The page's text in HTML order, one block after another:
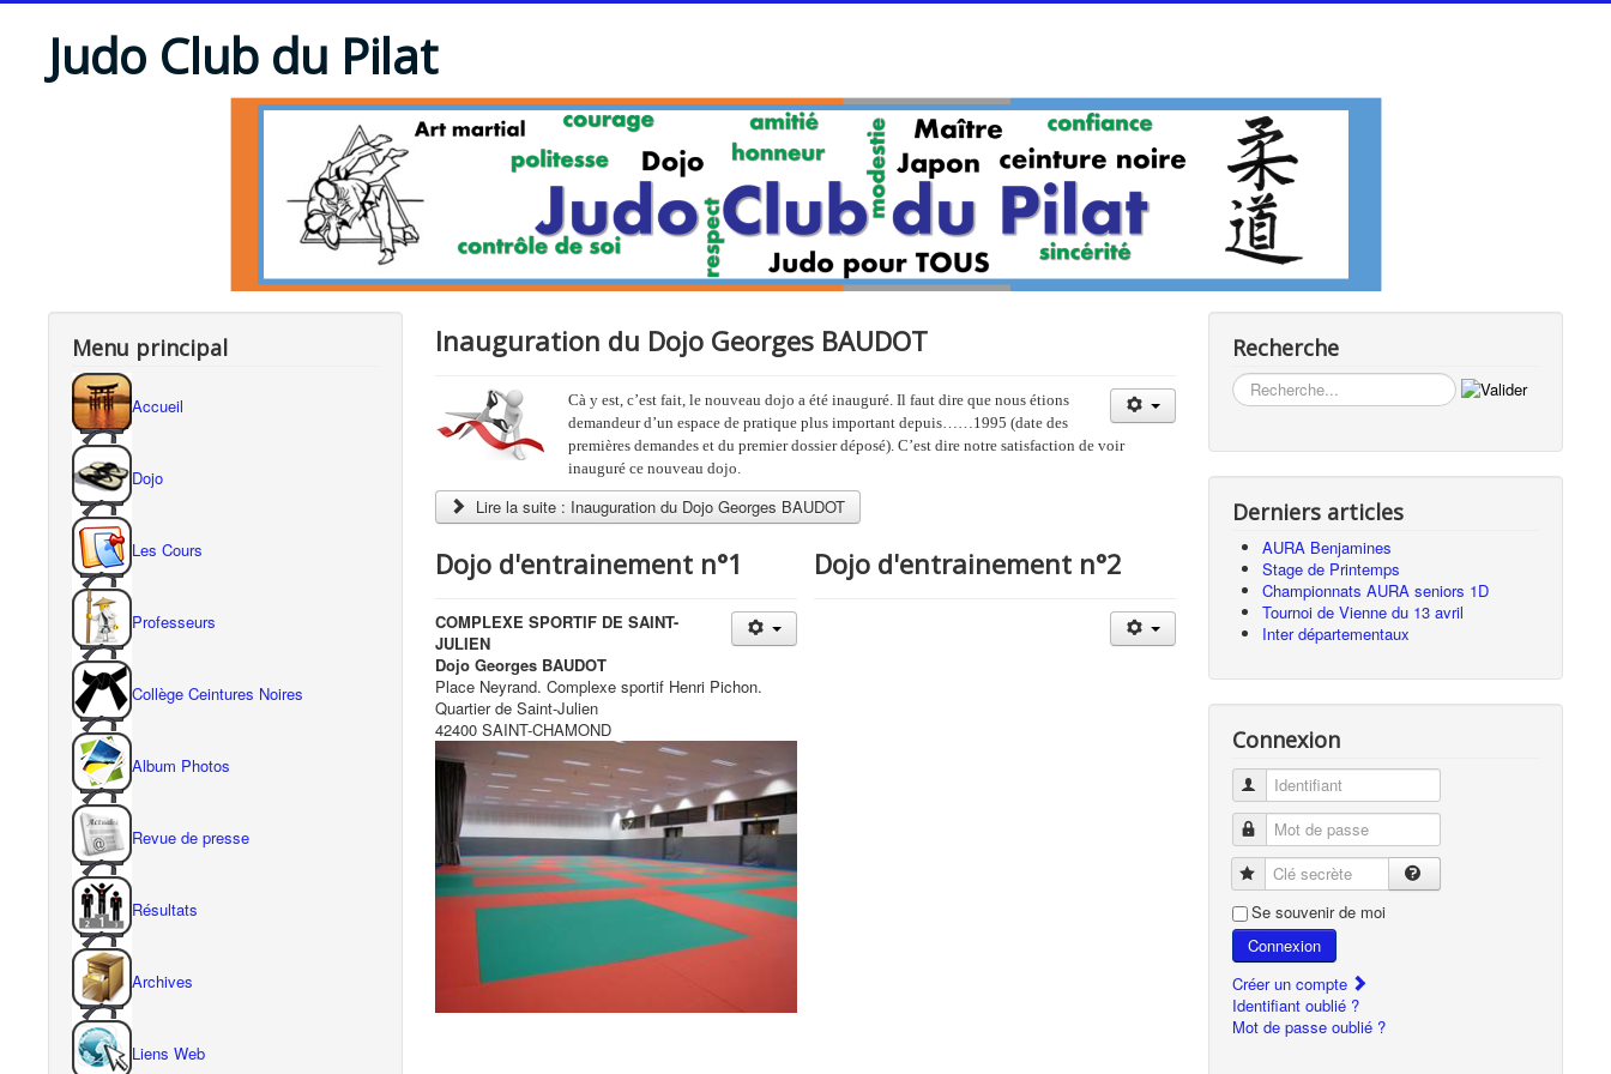
Judo Club du Pilat
Menu principal
Accueil
Dojo
Les Cours
Professeurs
Collège Ceintures Noires
Album Photos
Revue de presse
Résultats
Archives
Liens Web
Inauguration du Dojo Georges BAUDOT
Cà y est, c’est fait, le nouveau dojo a été inauguré. Il faut dire que nous étions
demandeur d’un espace de pratique plus important depuis……1995 (date des
premières demandes et du premier dossier déposé). C’est dire notre satisfaction de voir
inauguré ce nouveau dojo.
Lire la suite : Inauguration du Dojo Georges BAUDOT
Dojo d'entrainement n°1
COMPLEXE SPORTIF DE SAINT-
JULIEN
Dojo Georges BAUDOT
Place Neyrand. Complexe sportif Henri Pichon.
Quartier de Saint-Julien
42400 SAINT-CHAMOND
Dojo d'entrainement n°2
Recherche
Rechercher
Derniers articles
AURA Benjamines
Stage de Printemps
Championnats AURA seniors 1D
Tournoi de Vienne du 13 avril
Inter départementaux
Connexion
Identifiant
Mot de passe
Clé secrète
Se souvenir de moi
Connexion
Créer un compte
Identifiant oublié ?
Mot de passe oublié ?